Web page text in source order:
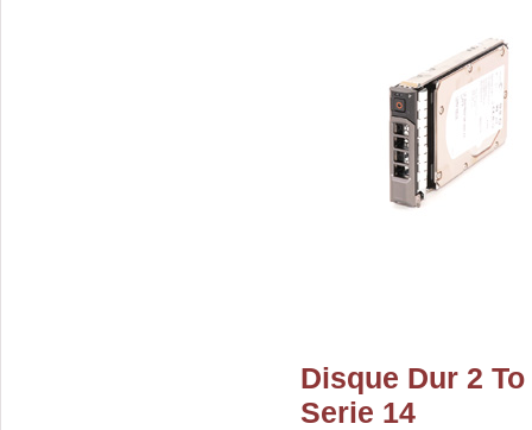
Disque Dur 2
Serie 14